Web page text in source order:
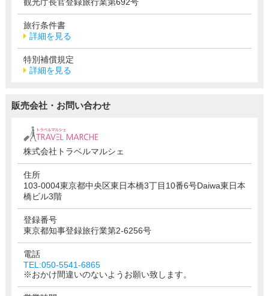
旅行条件書
詳細を見る
特別補償規定
詳細を見る
販売会社・お問い合わせ
株式会社トラベルマルシェ
住所
103-0004東京都中央区東日本橋3丁目10番6号Daiwa東日本
橋ビル3階
登録番号
東京都知事登録旅行業第2-6256号
電話
TEL:050-5541-6865
※おかけ間違いのないようお願い致します。